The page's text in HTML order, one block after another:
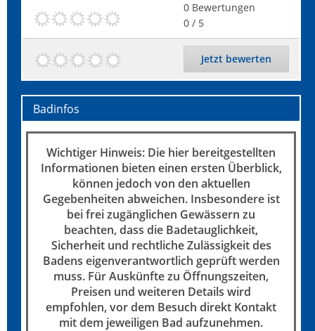
0 Bewertungen
0 / 5
Jetzt bewerten
Badinfos
Wichtiger Hinweis: Die hier bereitgestellten
Informationen bieten einen ersten Überblick,
können jedoch von den aktuellen
Gegebenheiten abweichen. Insbesondere ist
bei frei zugänglichen Gewässern zu
beachten, dass die Badetauglichkeit,
Sicherheit und rechtliche Zulässigkeit des
Badens eigenverantwortlich geprüft werden
muss. Für Auskünfte zu Öffnungszeiten,
Preisen und weiteren Details wird
empfohlen, vor dem Besuch direkt Kontakt
mit dem jeweiligen Bad aufzunehmen.